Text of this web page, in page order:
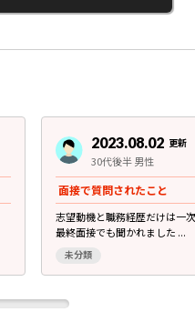
2023.08.02 更新
30代後半 男性
面接で質問されたこと
志望動機と職務経歴だけは一
最終面接でも聞かれました ...
未分類